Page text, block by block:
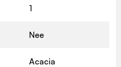
1
Nee
Acacia